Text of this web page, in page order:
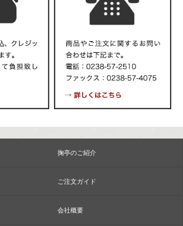
掬亭のご紹介
ご注文ガイド
会社概要